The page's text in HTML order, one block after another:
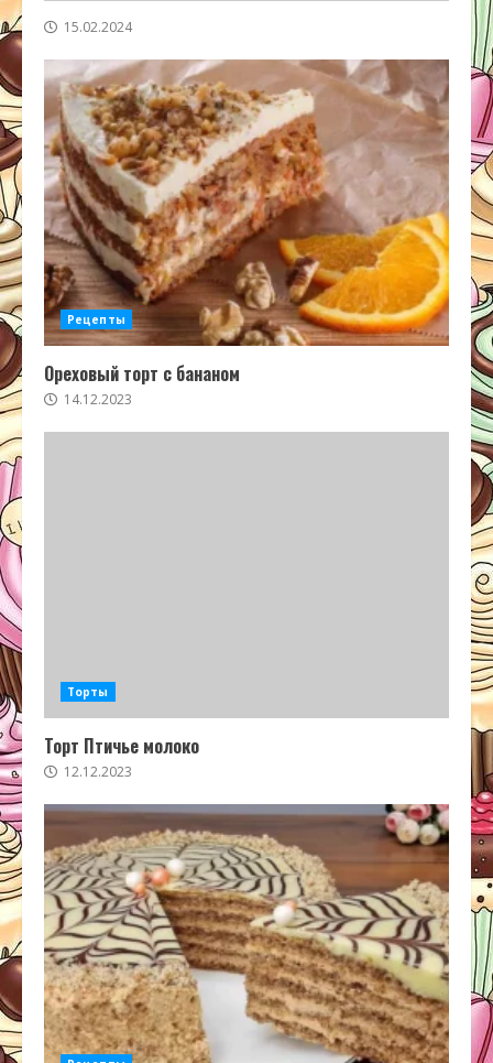
15.02.2024
Рецепты
Ореховый торт с бананом
14.12.2023
Торты
Торт Птичье молоко
12.12.2023